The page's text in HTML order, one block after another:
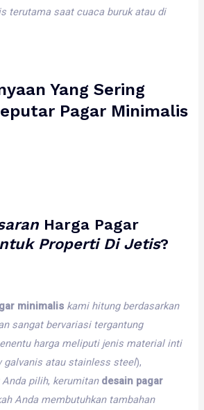
terutama saat cuaca buruk atau di
Yang Sering
Pagar Minimalis
Harga Pagar
Properti Di Jetis?
minimalis kami hitung berdasarkan
sangat bervariasi tergantung
harga meliputi jenis material inti
galvanis atau stainless steel),
Anda pilih, kerumitan desain pagar
Anda membutuhkan tambahan